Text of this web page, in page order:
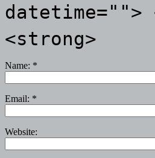
<strong>
Name: *
Email: *
Website: